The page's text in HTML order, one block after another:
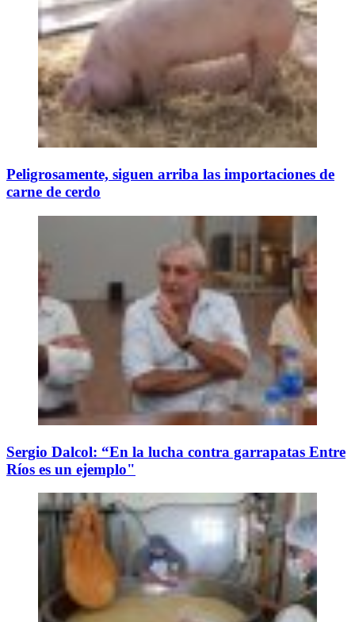
Peligrosamente, siguen arriba las importaciones de
carne de cerdo
Sergio Dalcol: “En la lucha contra garrapatas Entre
Ríos es un ejemplo"